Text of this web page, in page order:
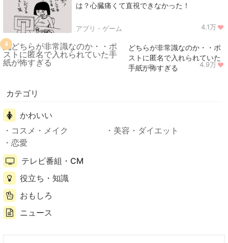
は？心臓痛くて直視できなかった！
アプリ・ゲーム 4.1万
どちらが非常識なのか・・ポ
ストに匿名で入れられていた
手紙が怖すぎる
ニュース 4.9万
4
カテゴリ
かわいい
コスメ・メイク
美容・ダイエット
恋愛
テレビ番組・CM
役立ち・知識
おもしろ
ニュース